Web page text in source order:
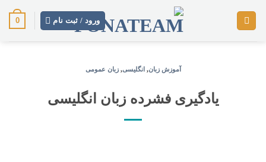
ورود / ثبت نام 0
آموزش زبان, انگلیسی,زبان عمومی
یادگیری فشرده زبان انگلیسی